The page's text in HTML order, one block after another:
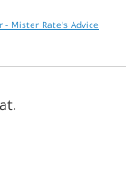
- Mister Rate's Advice
.